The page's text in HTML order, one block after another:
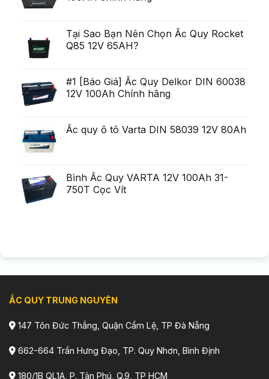
ial
tiga
Chirurgie
mult
mai
Tại Sao Bạn Nên Chọn Ắc Quy Rocket
Q85 12V 65AH?
#1 [Báo Giá] Ắc Quy Delkor DIN 60038
12V 100Ah Chính hãng
Ắc quy ô tô Varta DIN 58039 12V 80Ah
Bình Ắc Quy VARTA 12V 100Ah 31-
750T Cọc Vít
ẮC QUY TRUNG NGUYÊN
147 Tôn Đức Thắng, Quận Cẩm Lệ, TP Đà Nẵng
662-664 Trần Hưng Đạo, TP. Quy Nhơn, Bình Định
180/1B QL1A, P. Tân Phú, Q.9, TP HCM